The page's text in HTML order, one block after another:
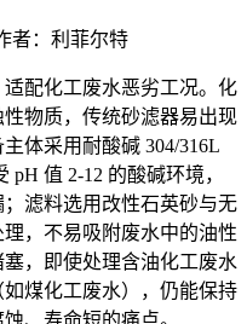
者：利菲尔特
配化工废水恶劣工况。化
物质，传统砂滤器易出现
体采用耐酸碱 304/316L
pH 值 2-12 的酸碱环境，
滤料选用改性石英砂与无
，不易吸附废水中的油性
，即使处理含油化工废水
如煤化工废水），仍能保持
、寿命短的痛点。